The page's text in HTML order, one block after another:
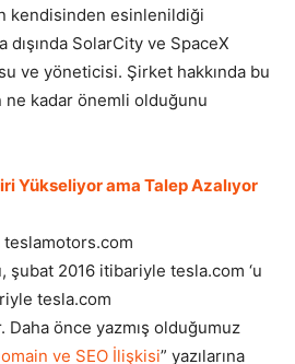
kendisinden esinlenildiği
SolarCity ve SpaceX
ve yöneticisi. Şirket hakkında bu
kadar önemli olduğunu
Yükseliyor ama Talep Azalıyor
şubat 2016 itibariyle tesla.com ‘u
tesla.com
Daha önce yazmış olduğumuz
ve SEO İlişkisi” yazılarına